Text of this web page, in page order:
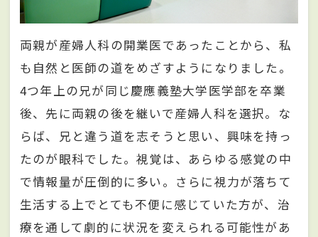
両親が産婦人科の開業医であったことから、私
も自然と医師の道をめざすようになりました。
4つ年上の兄が同じ慶應義塾大学医学部を卒業
後、先に両親の後を継いで産婦人科を選択。な
らば、兄と違う道を志そうと思い、興味を持っ
たのが眼科でした。視覚は、あらゆる感覚の中
で情報量が圧倒的に多い。さらに視力が落ちて
生活する上でとても不便に感じていた方が、治
療を通して劇的に状況を変えられる可能性があ